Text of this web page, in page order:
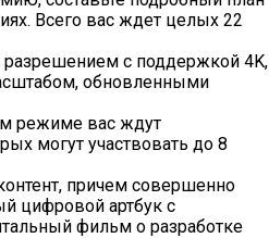
Всего вас ждет целых 22
разрешением с поддержкой 4K,
обновленными
режиме вас ждут
могут участвовать до 8
причем совершенно
цифровой артбук с
фильм о разработке